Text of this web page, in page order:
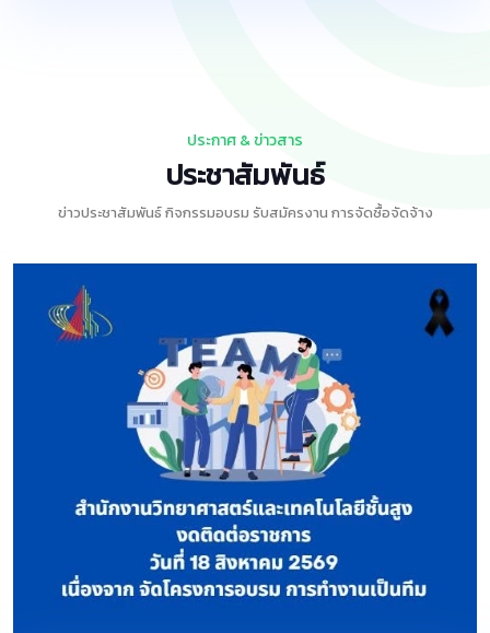
ประกาศ & ข่าวสาร
ประชาสัมพันธ์
ข่าวประชาสัมพันธ์ กิจกรรมอบรม รับสมัครงาน การจัดซื้อจัดจ้าง